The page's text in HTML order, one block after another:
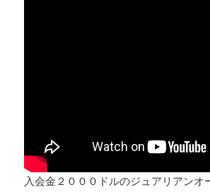
入会金２０００ドルのジュアリアンオ